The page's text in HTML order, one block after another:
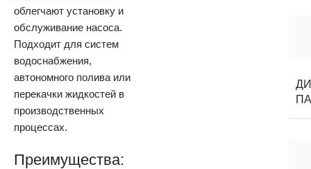
облегчают установку и
обслуживание насоса.
Подходит для систем
водоснабжения,
автономного полива или
перекачки жидкостей в
производственных
процессах.
Преимущества: